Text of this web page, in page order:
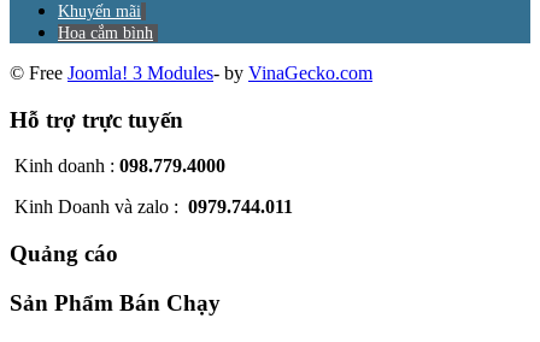
Khuyến mãi
Hoa cắm bình
© Free Joomla! 3 Modules- by VinaGecko.com
Hỗ trợ trực tuyến
Kinh doanh : 098.779.4000
Kinh Doanh và zalo : 0979.744.011
Quảng cáo
Sản Phẩm Bán Chạy